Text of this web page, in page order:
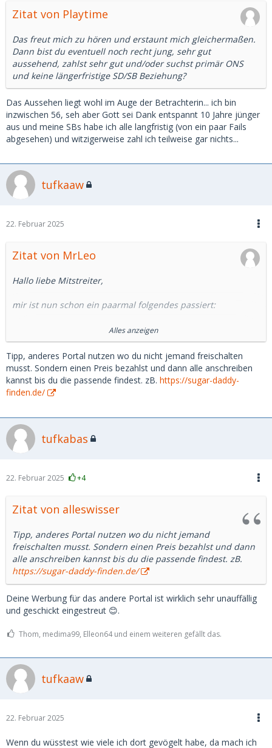
Zitat von Playtime
Das freut mich zu hören und erstaunt mich gleichermaßen.
Dann bist du eventuell noch recht jung, sehr gut
aussehend, zahlst sehr gut und/oder suchst primär ONS
und keine längerfristige SD/SB Beziehung?
Das Aussehen liegt wohl im Auge der Betrachterin... ich bin
inzwischen 56, seh aber Gott sei Dank entspannt 10 Jahre jünger
aus und meine SBs habe ich alle langfristig (von ein paar Fails
abgesehen) und witzigerweise zahl ich teilweise gar nichts...
tufkaaw
22. Februar 2025
Zitat von MrLeo
Hallo liebe Mitstreiter,
mir ist nun schon ein paarmal folgendes passiert:
Niegel nagel neues Profil, mit oder ohne Bilder, Alter von 18
- 24, mit oder ohne reality Check.
Alles in allem eine aus meiner Sicht theoretische Chance für
ein echtes SG .
Fragen zum Flirten alle sofort realistisch beantwortet.
Z.Bsp.:
Willst du mit mir chatten? ja
- Freigeschaltet
- nett angeschrieben mit einem individuellen Text der sich
auf das Profil des Gegenüber bezieht.
Antwort in etwa immer gleich:
Hi, danke für deine Nachricht und ja ich finde dich
Ich Bild geschickt und als Antwort ein "Danke" bekommen.
Keine Blockierung, keine weitere Aussagen, kein Bild kein
Alles anzeigen
Tipp, anderes Portal nutzen wo du nicht jemand freischalten
musst. Sondern einen Preis bezahlst und dann alle anschreiben
kannst bis du die passende findest. zB. https://sugar-daddy-
finden.de/
tufkabas
22. Februar 2025 +4
Zitat von alleswisser
Tipp, anderes Portal nutzen wo du nicht jemand
freischalten musst. Sondern einen Preis bezahlst und dann
alle anschreiben kannst bis du die passende findest. zB.
https://sugar-daddy-finden.de/
Deine Werbung für das andere Portal ist wirklich sehr unauffällig
und geschickt eingestreut 😊.
Thom, medima99, Elleon64 und einem weiteren gefällt das.
tufkaaw
22. Februar 2025
Wenn du wüsstest wie viele ich dort gevögelt habe, da mach ich